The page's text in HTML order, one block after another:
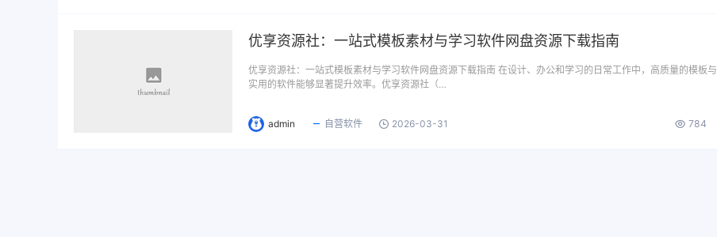
优享资源社：一站式模板素材与学习软件网盘资源下载指南
优享资源社：一站式模板素材与学习软件网盘资源下载指南 在设计、办公和学习的日常工作中，高质量的模板与
实用的软件能够显著提升效率。优享资源社（…
admin 自营软件 2026-03-31 784